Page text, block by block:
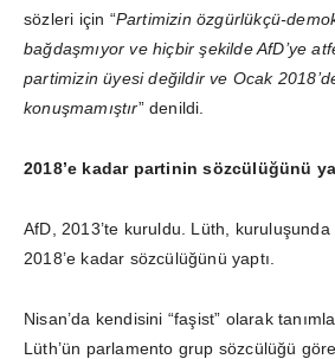
sözleri için “Partimizin özgürlükçü-
bağdaşmıyor ve hiçbir şekilde AfD’ye
partimizin üyesi değildir ve Ocak
konuşmamıştır” denildi.
2018’e kadar partinin sözcülüğünü
AfD, 2013’te kuruldu. Lüth, kuruluşunda
2018’e kadar sözcülüğünü yaptı.
Nisan’da kendisini “faşist” olarak
Lüth’ün parlamento grup sözcülüğü